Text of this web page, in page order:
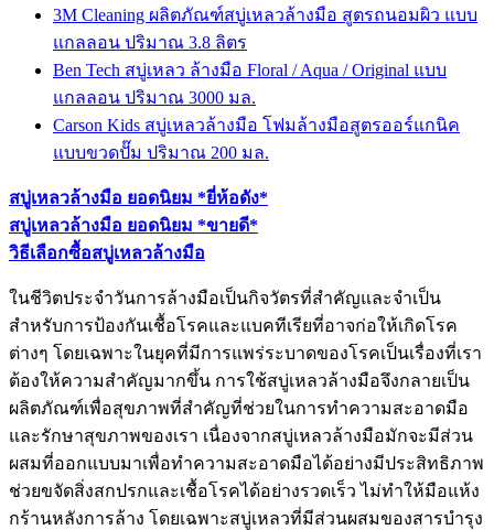
3M Cleaning ผลิตภัณฑ์สบู่เหลวล้างมือ สูตรถนอมผิว แบบ
แกลลอน ปริมาณ 3.8 ลิตร
Ben Tech สบู่เหลว ล้างมือ Floral / Aqua / Original แบบ
แกลลอน ปริมาณ 3000 มล.
Carson Kids สบู่เหลวล้างมือ โฟมล้างมือสูตรออร์แกนิค
แบบขวดปั๊ม ปริมาณ 200 มล.
สบู่เหลวล้างมือ ยอดนิยม *ยี่ห้อดัง*
สบู่เหลวล้างมือ ยอดนิยม *ขายดี*
วิธีเลือกซื้อสบู่เหลวล้างมือ
ในชีวิตประจำวันการล้างมือเป็นกิจวัตรที่สำคัญและจำเป็น
สำหรับการป้องกันเชื้อโรคและแบคทีเรียที่อาจก่อให้เกิดโรค
ต่างๆ โดยเฉพาะในยุคที่มีการแพร่ระบาดของโรคเป็นเรื่องที่เรา
ต้องให้ความสำคัญมากขึ้น การใช้สบู่เหลวล้างมือจึงกลายเป็น
ผลิตภัณฑ์เพื่อสุขภาพที่สำคัญที่ช่วยในการทำความสะอาดมือ
และรักษาสุขภาพของเรา เนื่องจากสบู่เหลวล้างมือมักจะมีส่วน
ผสมที่ออกแบบมาเพื่อทำความสะอาดมือได้อย่างมีประสิทธิภาพ
ช่วยขจัดสิ่งสกปรกและเชื้อโรคได้อย่างรวดเร็ว ไม่ทำให้มือแห้ง
กร้านหลังการล้าง โดยเฉพาะสบู่เหลวที่มีส่วนผสมของสารบำรุง